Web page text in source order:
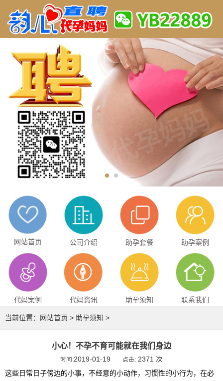
网站首页 公司介绍 助孕套餐 助孕案例
代妈案例 代妈资讯 助孕须知 联系我们
当前位置： 网站首页 > 助孕须知 >
小心！不孕不育可能就在我们身边
时间:2019-01-19 点击: 2371 次
这些日常日子傍边的小事，不经意的小动作，习惯性的小行为，在必